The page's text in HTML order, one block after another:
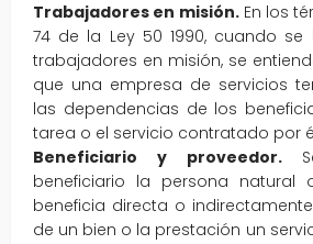
Trabajadores en misión.En los
74 de la Ley 50 1990, cuando
trabajadores en misión, se
que una empresa de servicios
las dependencias de los
tarea o el servicio contratado por
Beneficiario y proveedor.
beneficiario la persona natural
beneficia directa o
de un bien o la prestación un